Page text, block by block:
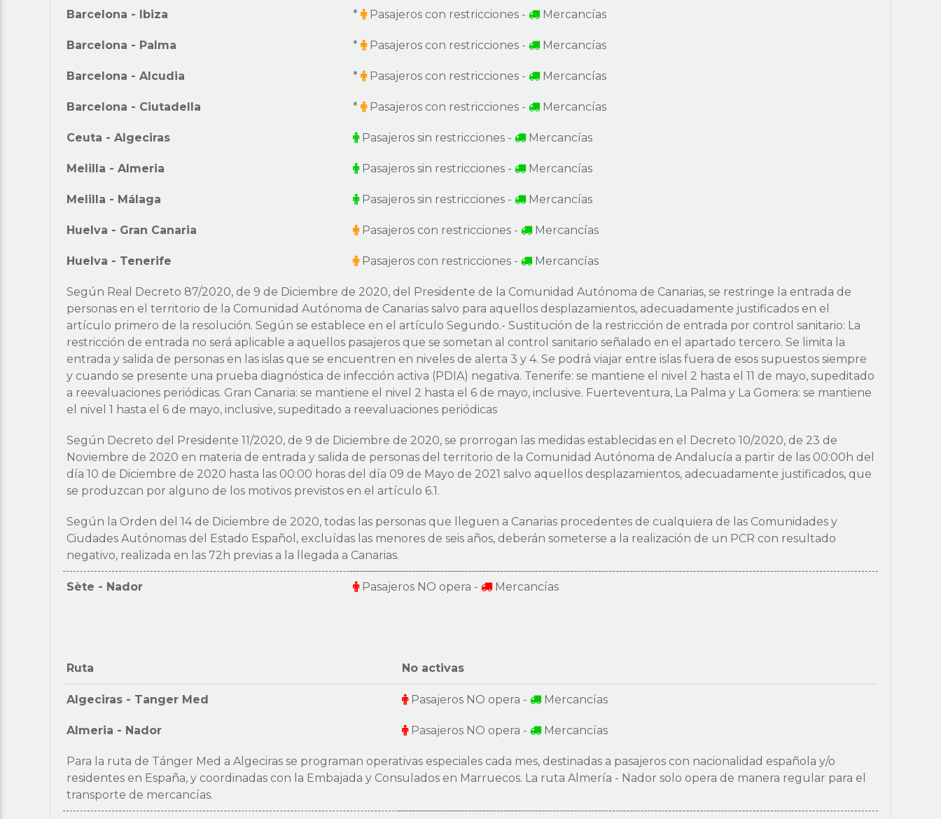
Barcelona - Ibiza * Pasajeros con restricciones - Mercancías
Barcelona - Palma * Pasajeros con restricciones - Mercancías
Barcelona - Alcudia * Pasajeros con restricciones - Mercancías
Barcelona - Ciutadella * Pasajeros con restricciones - Mercancías
Ceuta - Algeciras Pasajeros sin restricciones - Mercancías
Melilla - Almeria Pasajeros sin restricciones - Mercancías
Melilla - Málaga Pasajeros sin restricciones - Mercancías
Huelva - Gran Canaria Pasajeros con restricciones - Mercancías
Huelva - Tenerife Pasajeros con restricciones - Mercancías
Según Real Decreto 87/2020, de 9 de Diciembre de 2020, del Presidente de la Comunidad Autónoma de Canarias, se restringe la entrada de
personas en el territorio de la Comunidad Autónoma de Canarias salvo para aquellos desplazamientos, adecuadamente justificados en el
artículo primero de la resolución. Según se establece en el artículo Segundo.- Sustitución de la restricción de entrada por control sanitario: La
restricción de entrada no será aplicable a aquellos pasajeros que se sometan al control sanitario señalado en el apartado tercero. Se limita la
entrada y salida de personas en las islas que se encuentren en niveles de alerta 3 y 4. Se podrá viajar entre islas fuera de esos supuestos siempre
y cuando se presente una prueba diagnóstica de infección activa (PDIA) negativa. Tenerife: se mantiene el nivel 2 hasta el 11 de mayo, supeditado
a reevaluaciones periódicas. Gran Canaria: se mantiene el nivel 2 hasta el 6 de mayo, inclusive. Fuerteventura, La Palma y La Gomera: se mantiene
el nivel 1 hasta el 6 de mayo, inclusive, supeditado a reevaluaciones periódicas
Según Decreto del Presidente 11/2020, de 9 de Diciembre de 2020, se prorrogan las medidas establecidas en el Decreto 10/2020, de 23 de
Noviembre de 2020 en materia de entrada y salida de personas del territorio de la Comunidad Autónoma de Andalucía a partir de las 00:00h del
día 10 de Diciembre de 2020 hasta las 00:00 horas del día 09 de Mayo de 2021 salvo aquellos desplazamientos, adecuadamente justificados, que
se produzcan por alguno de los motivos previstos en el artículo 6.1.
Según la Orden del 14 de Diciembre de 2020, todas las personas que lleguen a Canarias procedentes de cualquiera de las Comunidades y
Ciudades Autónomas del Estado Español, excluídas las menores de seis años, deberán someterse a la realización de un PCR con resultado
negativo, realizada en las 72h previas a la llegada a Canarias.
Sète - Nador Pasajeros NO opera - Mercancías
Ruta No activas
Algeciras- Tanger Med Pasajeros NO opera - Mercancías
Almeria - Nador Pasajeros NO opera - Mercancías
Para la ruta de Tánger Med a Algeciras se programan operativas especiales cada mes, destinadas a pasajeros con nacionalidad española y/o
residentes en España, y coordinadas con la Embajada y Consulados en Marruecos. La ruta Almería - Nador solo opera de manera regular para el
transporte de mercancías.